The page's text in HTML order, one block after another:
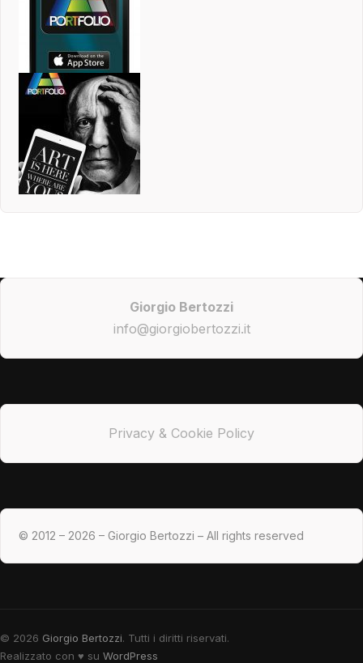
Giorgio Bertozzi
info@giorgiobertozzi.it
Privacy & Cookie Policy
© 2012 – 2026 – Giorgio Bertozzi – All rights reserved
© 2026 Giorgio Bertozzi. Tutti i diritti riservati.
Realizzato con ♥ su WordPress